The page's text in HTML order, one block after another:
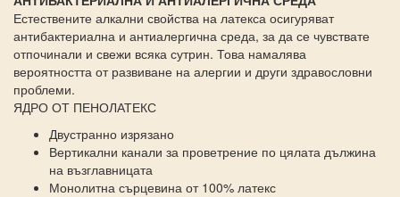
Естествените алкални свойства на латекса осигуряват
антибактериална и антиалергична среда, за да се чувствате
отпочинали и свежи всяка сутрин. Това намалява
вероятността от развиване на алергии и други здравословни
проблеми.
ЯДРО ОТ ПЕНОЛАТЕКС
Двустранно изрязано
Вертикални канали за проветрение по цялата дължина
на възглавницата
Монолитна сърцевина от 100% латекс